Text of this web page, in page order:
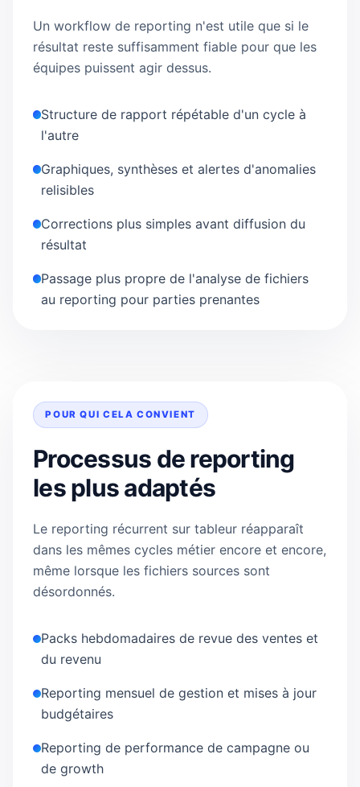
Un workflow de reporting n'est utile que si le
résultat reste suffisamment fiable pour que les
équipes puissent agir dessus.
Structure de rapport répétable d'un cycle à
l'autre
Graphiques, synthèses et alertes d'anomalies
relisibles
Corrections plus simples avant diffusion du
résultat
Passage plus propre de l'analyse de fichiers
au reporting pour parties prenantes
POUR QUI CELA CONVIENT
Processus de reporting
les plus adaptés
Le reporting récurrent sur tableur réapparaît
dans les mêmes cycles métier encore et encore,
même lorsque les fichiers sources sont
désordonnés.
Packs hebdomadaires de revue des ventes et
du revenu
Reporting mensuel de gestion et mises à jour
budgétaires
Reporting de performance de campagne ou
de growth